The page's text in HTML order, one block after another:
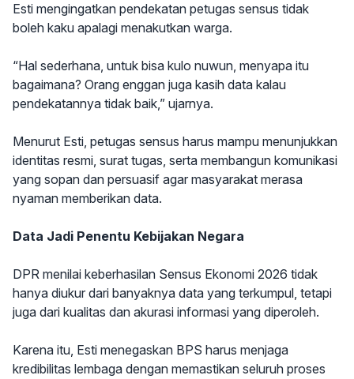
Esti mengingatkan pendekatan petugas sensus tidak
boleh kaku apalagi menakutkan warga.
“Hal sederhana, untuk bisa kulo nuwun, menyapa itu
bagaimana? Orang enggan juga kasih data kalau
pendekatannya tidak baik,” ujarnya.
Menurut Esti, petugas sensus harus mampu menunjukkan
identitas resmi, surat tugas, serta membangun komunikasi
yang sopan dan persuasif agar masyarakat merasa
nyaman memberikan data.
Data Jadi Penentu Kebijakan Negara
DPR menilai keberhasilan Sensus Ekonomi 2026 tidak
hanya diukur dari banyaknya data yang terkumpul, tetapi
juga dari kualitas dan akurasi informasi yang diperoleh.
Karena itu, Esti menegaskan BPS harus menjaga
kredibilitas lembaga dengan memastikan seluruh proses